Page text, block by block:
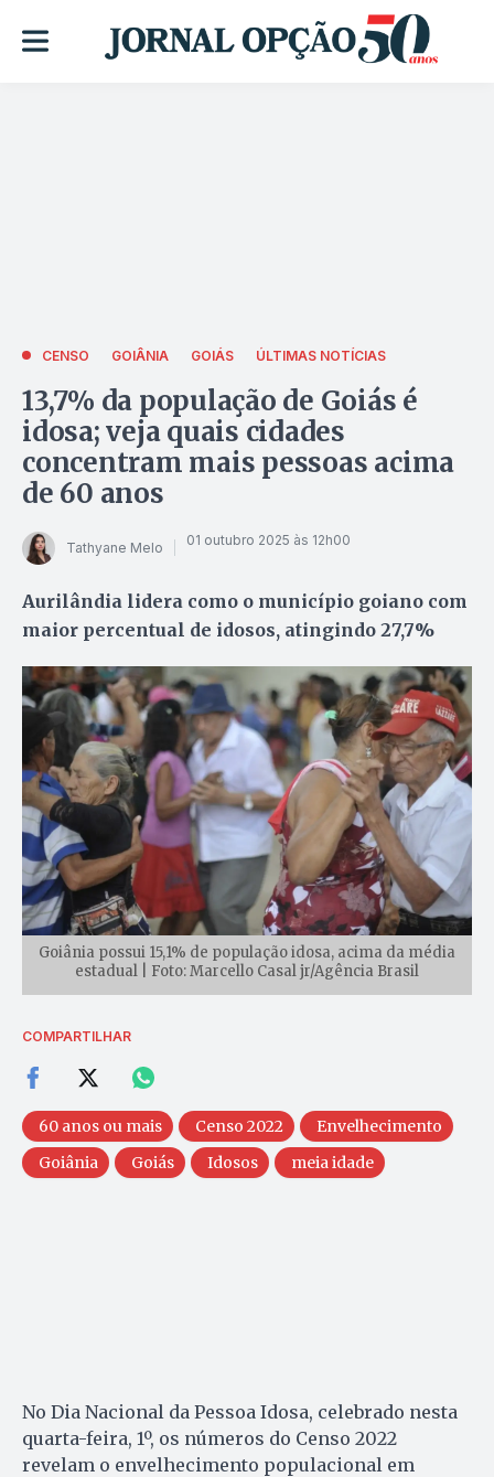
CENSO GOIÂNIA GOIÁS ÚLTIMAS NOTÍCIAS
13,7% da população de Goiás é
idosa; veja quais cidades
concentram mais pessoas acima
de 60 anos
Tathyane Melo 01 outubro 2025 às 12h00
Aurilândia lidera como o município goiano com
maior percentual de idosos, atingindo 27,7%
Goiânia possui 15,1% de população idosa, acima da média
estadual | Foto: Marcello Casal jr/Agência Brasil
COMPARTILHAR
60 anos ou mais Censo 2022
Envelhecimento
Goiânia
Goiás Idosos meia idade
No Dia Nacional da Pessoa Idosa, celebrado nesta
quarta-feira, 1º, os números do Censo 2022
revelam o envelhecimento populacional em